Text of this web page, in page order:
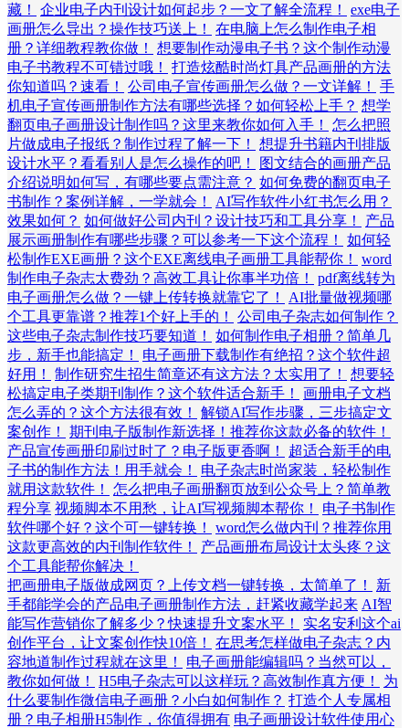
藏！
企业电子内刊设计如何起步？一文了解全流程！
exe电子
画册怎么导出？操作技巧送上！
在电脑上怎么制作电子相
册？详细教程教你做！
想要制作动漫电子书？这个制作动漫
电子书教程不可错过哦！
打造炫酷时尚灯具产品画册的方法
你知道吗？速看！
公司电子宣传画册怎么做？一文详解！
手
机电子宣传画册制作方法有哪些选择？如何轻松上手？ 想学
翻页电子画册设计制作吗？这里来教你如何入手！
怎么把照
片做成电子报纸？制作过程了解一下！
想提升书籍内刊排版
设计水平？看看别人是怎么操作的吧！
图文结合的画册产品
介绍说明如何写，有哪些要点需注意？ 如何免费的翻页电子
书制作？案例详解，一学就会！
AI写作软件小红书怎么用？
效果如何？ 如何做好公司内刊？设计技巧和工具分享！
产品
展示画册制作有哪些步骤？可以参考一下这个流程！
如何轻
松制作EXE画册？这个EXE离线电子画册工具能帮你！
word
制作电子杂志太费劲？高效工具让你事半功倍！
pdf离线转为
电子画册怎么做？一键上传转换就靠它了！
AI批量做视频哪
个工具更靠谱？推荐1个好上手的！
公司电子杂志如何制作？
这些电子杂志制作技巧要知道！
如何制作电子相册？简单几
步，新手也能搞定！
电子画册下载制作有绝招？这个软件超
好用！
制作研究生招生简章还有这方法？太实用了！
想要轻
松搞定电子类期刊制作？这个软件适合新手！
画册电子文档
怎么弄的？这个方法很有效！
解锁AI写作步骤，三步搞定文
案创作！
期刊电子版制作新选择！推荐你这款必备的软件！
产品宣传画册印刷过时了？电子版更香啊！
超适合新手的电
子书的制作方法！用手就会！
电子杂志时尚家装，轻松制作
就用这款软件！
怎么把电子画册翻页放到公众号上？简单教
程分享 视频脚本不用愁，让AI写视频脚本帮你！
电子书制作
软件哪个好？这个可一键转换！
word怎么做内刊？推荐你用
这款更高效的内刊制作软件！
产品画册布局设计太头疼？这
个工具能帮你解决！
把画册电子版做成网页？上传文档一键转换，太简单了！
新
手都能学会的产品电子画册制作方法，赶紧收藏学起来 AI智
能写作营销你了解多少？快速提升文案水平！
实名安利这个ai
创作平台，让文案创作快10倍！
在思考怎样做电子杂志？内
容地道制作过程就在这里！
电子画册能编辑吗？当然可以，
教你如何做！
H5电子杂志可以这样玩？高效制作真方便！
为
什么要制作微信电子画册？小白如何制作？ 打造个人专属相
册？电子相册H5制作，你值得拥有 电子画册设计软件使用心